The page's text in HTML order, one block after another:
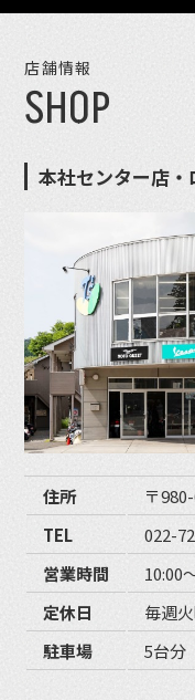
店舗情報
SHOP
本社センター店
住所
〒
TEL
022-
営業時間
10:00
定休日
毎週
駐車場
5台分